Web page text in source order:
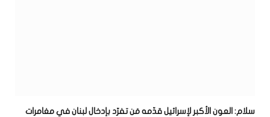
سلام: العون الأكبر لإسرائيل قدّمه مَن تفرّد بإدخال لبنان في مغامرات